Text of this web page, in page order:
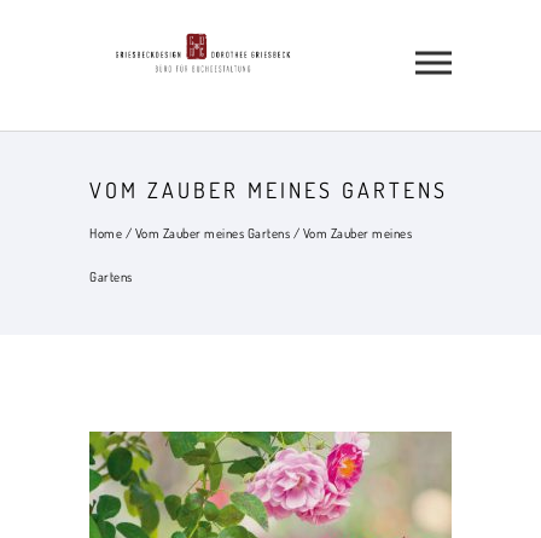
VOM ZAUBER MEINES GARTENS
Home / Vom Zauber meines Gartens / Vom Zauber meines
Gartens